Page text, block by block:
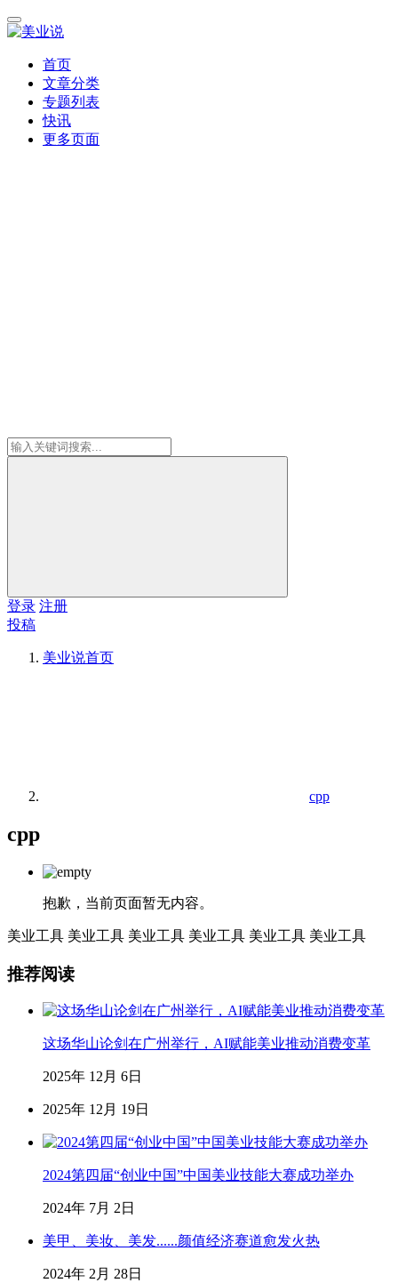
首页
文章分类
专题列表
快讯
更多页面
登录 注册
投稿
美业说首页
cpp
cpp
抱歉，当前页面暂无内容。
美业工具 美业工具 美业工具 美业工具 美业工具 美业工具
推荐阅读
这场华山论剑在广州举行，AI赋能美业推动消费变革
2025年 12月 6日
2025年 12月 19日
2024第四届“创业中国”中国美业技能大赛成功举办
2024年 7月 2日
美甲、美妆、美发......颜值经济赛道愈发火热
2024年 2月 28日